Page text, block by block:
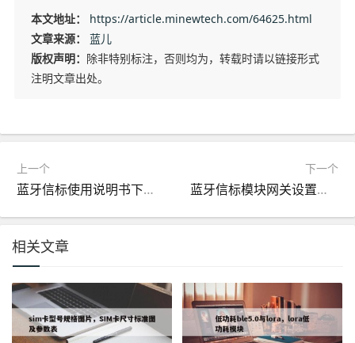
本文地址：
https://article.minewtech.com/64625.html
文章来源：
蓝儿
版权声明： 除非特别标注，否则均为，转载时请以链接形式
注明文章出处。
上一个
蓝牙信标使用说明书下载？蓝牙信标使用说明书下载什么软件？
下一个
蓝牙信标模块网关设置，蓝牙信标有什么作用
相关文章